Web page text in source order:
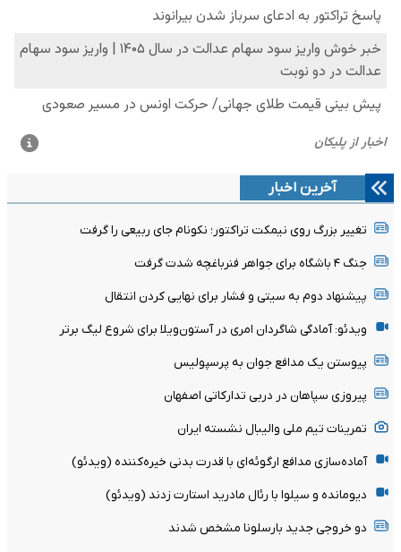
آخرین اخبار
تغییر بزرگ روی نیمکت تراکتور؛ نکونام جای ربیعی را گرفت
جنگ ۴ باشگاه برای جواهر فنرباغچه شدت گرفت
پیشنهاد دوم به سیتی و فشار برای نهایی کردن انتقال
ویدئو: آمادگی شاگردان امری در آستون‌ویلا برای شروع لیگ برتر
پیوستن یک مدافع جوان به پرسپولیس
پیروزی سپاهان در دربی تدارکاتی اصفهان
تمرینات تیم ملی والیبال نشسته ایران
آماده‌سازی مدافع ارگوئه‌ای با قدرت بدنی خیره‌کننده (ویدئو)
دیومانده و سیلوا با رئال مادرید استارت زدند (ویدئو)
دو خروجی جدید بارسلونا مشخص شدند